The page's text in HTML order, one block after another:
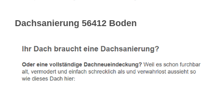
Dachsanierung 56412 Boden